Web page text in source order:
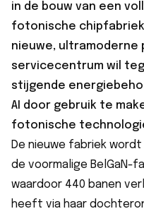
in de bouw van een
fotonische chipfabriek
nieuwe, ultramoderne
servicecentrum wil
stijgende
AI door gebruik te
fotonische
De nieuwe fabriek
de voormalige BelGaN-
waardoor 440 banen
heeft via haar